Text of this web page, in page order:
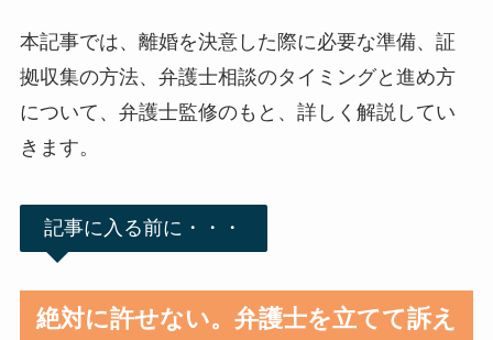
本記事では、離婚を決意した際に必要な準備、証
拠収集の方法、弁護士相談のタイミングと進め方
について、弁護士監修のもと、詳しく解説してい
きます。
記事に入る前に・・・
絶対に許せない。弁護士を立てて訴え